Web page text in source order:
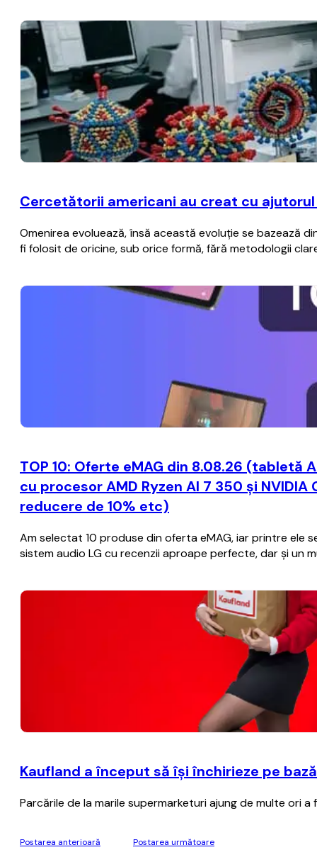
Cercetătorii americani au creat cu
Omenirea evoluează, însă această evoluţie se bazează
fi folosit de oricine, sub orice formă, fără metodologii
TOP 10: Oferte eMAG din 8.08.26
cu procesor AMD Ryzen AI 7 350 și
reducere de 10% etc)
Am selectat 10 produse din oferta eMAG, iar printre ele
sistem audio LG cu recenzii aproape perfecte, dar și un
Kaufland a început să îşi închirieze pe
Parcările de la marile supermarketuri ajung de multe ori
Postarea anterioară Postarea următoare